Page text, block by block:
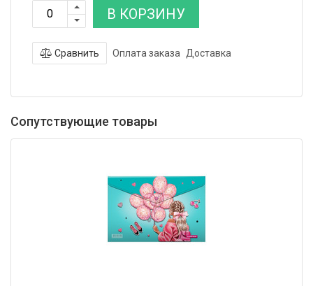
В КОРЗИНУ
Сравнить Оплата заказа Доставка
Сопутствующие товары